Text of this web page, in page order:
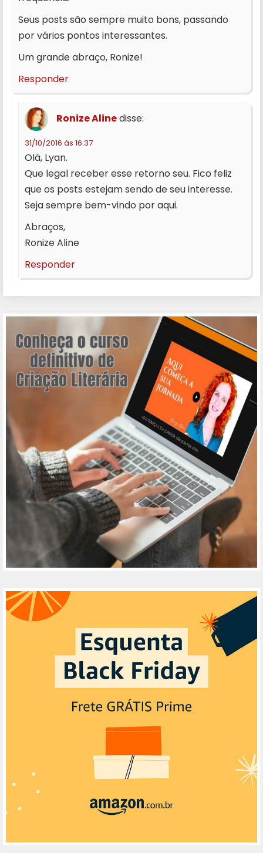
Seus posts são sempre muito bons, passando
por vários pontos interessantes.
Um grande abraço, Ronize!
Responder
Ronize Alinedisse:
31/10/2016 às 16:37
Olá, Lyan.
Que legal receber esse retorno seu. Fico feliz
que os posts estejam sendo de seu interesse.
Seja sempre bem-vindo por aqui.
Abraços,
Ronize Aline
Responder